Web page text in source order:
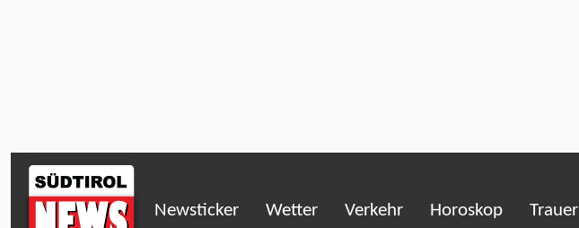
Newsticker Wetter Verkehr Horoskop Trauer